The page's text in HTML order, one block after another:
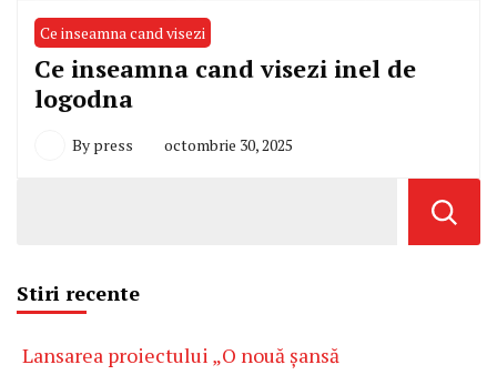
Ce inseamna cand visezi
Ce inseamna cand visezi inel de
logodna
By press octombrie 30, 2025
Stiri recente
Lansarea proiectului „O nouă șansă